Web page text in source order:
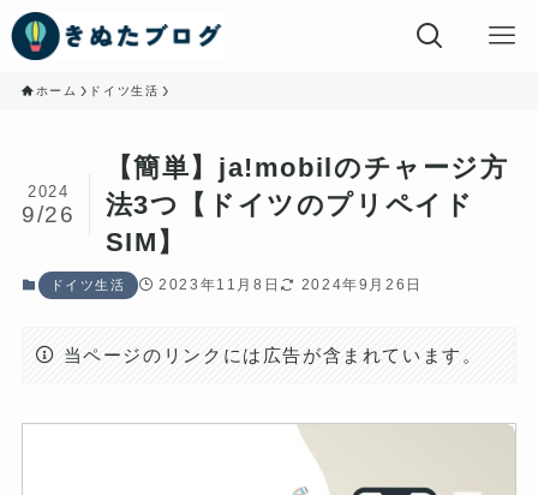
ホーム ドイツ生活
【簡単】ja!mobilのチャージ方
法3つ【ドイツのプリペイド
SIM】
2024
9/26
ドイツ生活 2023年11月8日 2024年9月26日
当ページのリンクには広告が含まれています。